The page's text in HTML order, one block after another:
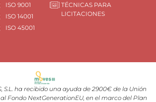
ISO 9001
ISO 14001
ISO 45001
TÉCNICAS PARA
LICITACIONES
S.L. ha recibido una ayuda de 2900€ de la Unión
Fondo NextGenerationEU, en el marco del Plan